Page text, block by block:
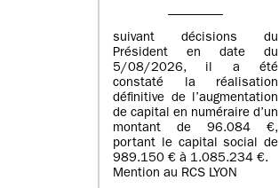
suivant décisions du
Président en date du
5/08/2026, il a été
constaté la réalisation
définitive de l’augmentation
de capital en numéraire d’un
montant de 96.084 €,
portant le capital social de
989.150 € à 1.085.234 €.
Mention au RCS LYON